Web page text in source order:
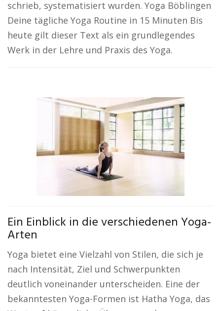
schrieb, systematisiert wurden. Yoga Böblingen
Deine tägliche Yoga Routine in 15 Minuten Bis
heute gilt dieser Text als ein grundlegendes
Werk in der Lehre und Praxis des Yoga.
Ein Einblick in die verschiedenen Yoga-
Arten
Yoga bietet eine Vielzahl von Stilen, die sich je
nach Intensität, Ziel und Schwerpunkten
deutlich voneinander unterscheiden. Eine der
bekanntesten Yoga-Formen ist Hatha Yoga, das